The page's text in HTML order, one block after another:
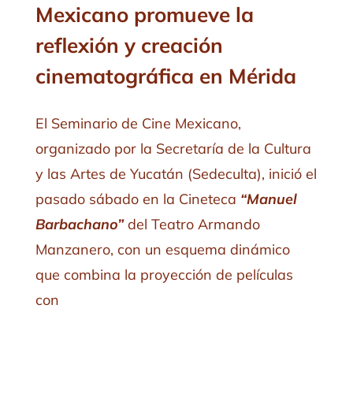
Mexicano promueve la
reflexión y creación
cinematográfica en Mérida
El Seminario de Cine Mexicano,
organizado por la Secretaría de la Cultura
y las Artes de Yucatán (Sedeculta), inició el
pasado sábado en la Cineteca “Manuel
Barbachano”del Teatro Armando
Manzanero, con un esquema dinámico
que combina la proyección de películas
con